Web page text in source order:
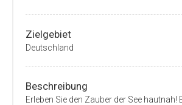
Zielgebiet
Deutschland
Beschreibung
Erleben Sie den Zauber der See hautnah!